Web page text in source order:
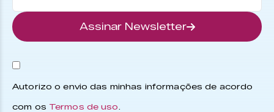
Assinar Newsletter
Autorizo o envio das minhas informações de acordo
com os Termos de uso.